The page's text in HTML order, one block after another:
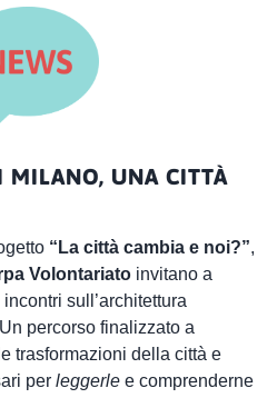
MILANO, UNA CITTÀ
“La città cambia e noi?”,
Volontariato invitano a
sull’architettura
percorso finalizzato a
trasformazioni della città e
per leggerle e comprenderne